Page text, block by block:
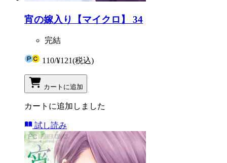
宵の嫁入り【マイクロ】 34
完結
110/¥121(税込)
カートに追加
カートに追加しました
試し読み